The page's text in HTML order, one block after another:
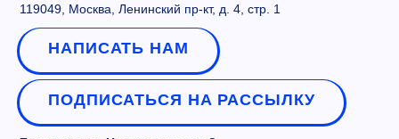
119049, Москва, Ленинский пр-кт, д. 4, стр. 1
НАПИСАТЬ НАМ
ПОДПИСАТЬСЯ НА РАССЫЛКУ